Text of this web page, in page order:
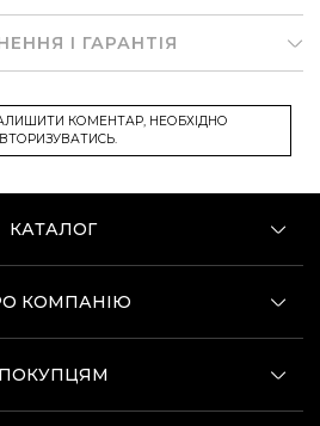
І ГАРАНТІЯ
КОМЕНТАР, НЕОБХІДНО
КАТАЛОГ
КОМПАНІЮ
ПОКУПЦЯМ